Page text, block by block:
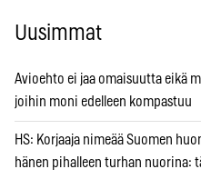
Uusimmat
Avioehto ei jaa omaisuutta eikä
joihin moni edelleen kompastuu
HS: Korjaaja nimeää Suomen
hänen pihalleen turhan nuorina: